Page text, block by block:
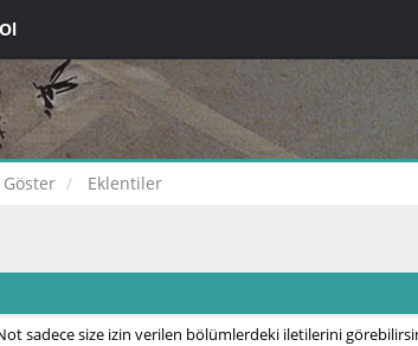
Eklentiler
sadece size izin verilen bölümlerdeki iletilerini